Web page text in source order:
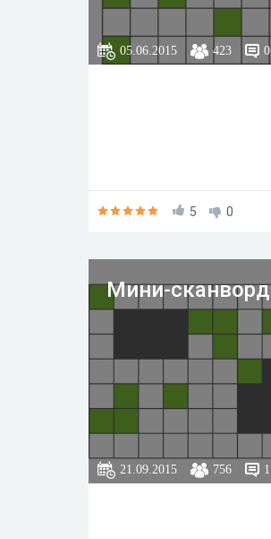
05.06.2015 423 0
5 0
Мини-сканворд
21.09.2015 756 1